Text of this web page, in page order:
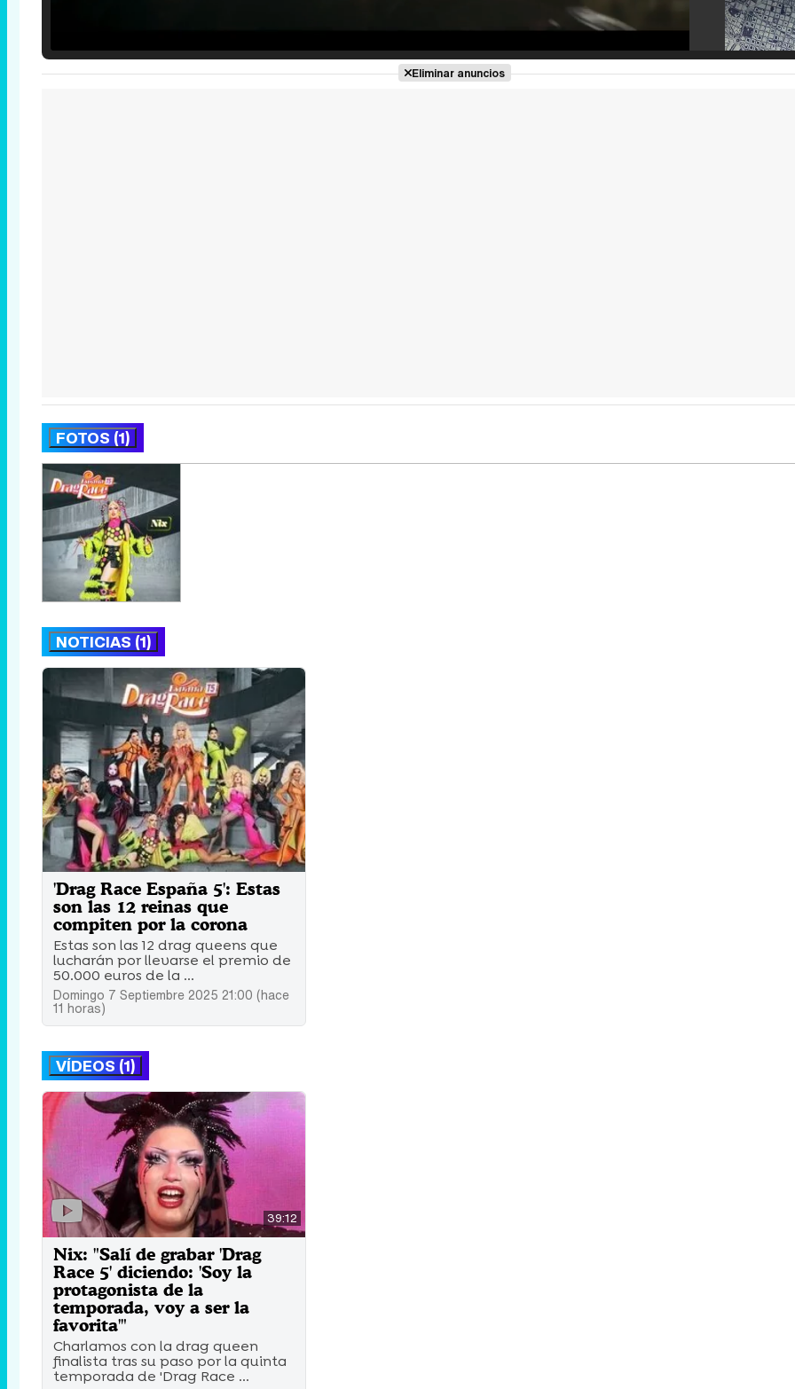
Eliminar anuncios
FOTOS (1)
NOTICIAS (1)
'Drag Race España 5': Estas
son las 12 reinas que
compiten por la corona
Estas son las 12 drag queens que
lucharán por llevarse el premio de
50.000 euros de la ...
Domingo 7 Septiembre 2025 21:00 (hace
11 horas)
VÍDEOS (1)
39:12
Nix: "Salí de grabar 'Drag
Race 5' diciendo: 'Soy la
protagonista de la
temporada, voy a ser la
favorita'"
Charlamos con la drag queen
finalista tras su paso por la quinta
temporada de 'Drag Race ...